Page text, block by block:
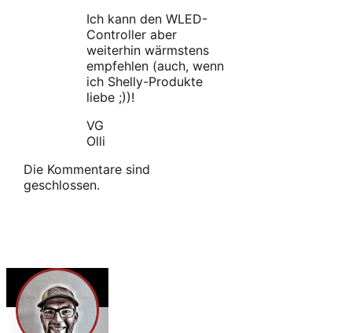
Ich kann den WLED-
Controller aber
weiterhin wärmstens
empfehlen (auch, wenn
ich Shelly-Produkte
liebe ;))!
VG
Olli
Die Kommentare sind
geschlossen.